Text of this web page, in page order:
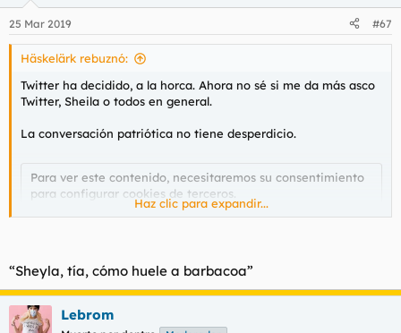
25 Mar 2019 #67
Häskelärk rebuznó:
Twitter ha decidido, a la horca. Ahora no sé si me da más asco
Twitter, Sheila o todos en general.
La conversación patriótica no tiene desperdicio.
Para ver este contenido, necesitaremos su consentimiento
para configurar cookies de terceros.
Para obtener información más detallada, consulte nuestra
Haz clic para expandir...
“Sheyla, tía, cómo huele a barbacoa”
Lebrom